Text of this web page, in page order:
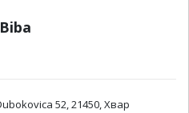
52, 21450, Хвар